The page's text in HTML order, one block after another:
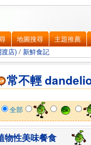
地圖搜尋
主題推薦
店) / 新鮮食記
常不輕
全部
物性美味餐食